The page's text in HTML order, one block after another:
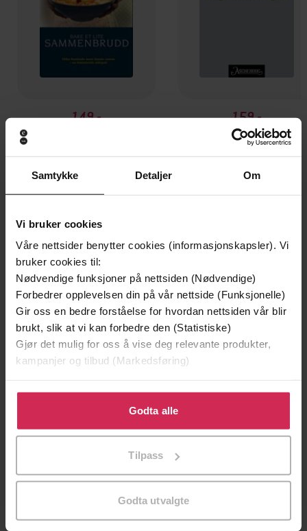
Samtykke Detaljer Om
Vi bruker cookies
Våre nettsider benytter cookies (informasjonskapsler). Vi
bruker cookies til:
Nødvendige funksjoner på nettsiden (Nødvendige)
Forbedrer opplevelsen din på vår nettside (Funksjonelle)
Gir oss en bedre forståelse for hvordan nettsiden vår blir
brukt, slik at vi kan forbedre den (Statistiske)
Gjør det mulig for oss å vise deg relevante produkter,
kampanjer og tilbud (Markedsføring)
Klikk på «Godta alle» for å gi oss ditt samtykke til å
bruke cookies for alle disse formålene. Du kan også
tilpasse ditt samtykke til spesifikke formål ved å klikke
Godta alle
Tilpass
Godta utvalgte
149,-
Bare et lite sammenbrudd
159,-
Døgnfluens lengsel
Ebba Haslund
Andre har også kjøpt
Premium
149,-
Jenta som ble igjen
Jojo Moyes
199,-
Zeshan Shakar